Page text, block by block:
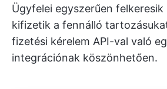
Ügyfelei egyszerűen
kifizetik a fennálló
fizetési kérelem API-val való
integrációnak köszönhetően.